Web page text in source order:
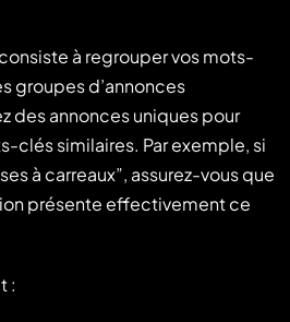
à regrouper vos mots-
groupes d’annonces
des annonces uniques pour
clés similaires. Par exemple, si
à carreaux”, assurez-vous que
présente effectivement ce
: